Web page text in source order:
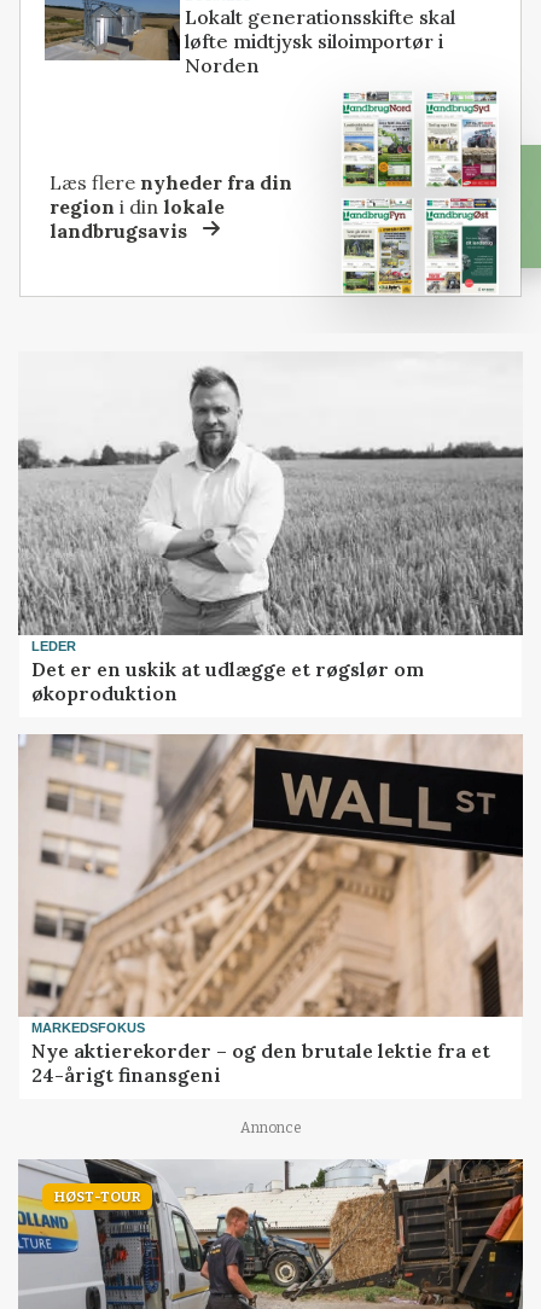
Lokalt generationsskifte skal
løfte midtjysk siloimportør i
Norden
Læs flere nyheder fra din
region i dinlokale
landbrugsavis
LEDER
Det er en uskik at udlægge et røgslør om
økoproduktion
MARKEDSFOKUS
Nye aktierekorder – og den brutale lektie fra et
24-årigt finansgeni
Annonce
HØST-TOUR